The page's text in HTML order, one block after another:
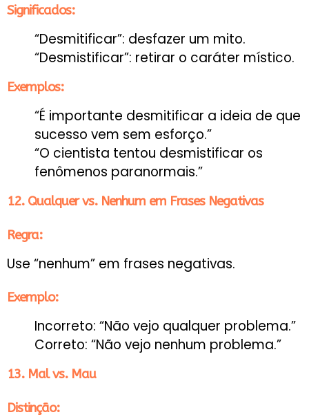
Significados:
“Desmitificar”: desfazer um mito.
“Desmistificar”: retirar o caráter místico.
Exemplos:
“É importante desmitificar a ideia de que
sucesso vem sem esforço.”
“O cientista tentou desmistificar os
fenômenos paranormais.”
12. Qualquer vs. Nenhum em Frases Negativas
Regra:
Use “nenhum” em frases negativas.
Exemplo:
Incorreto: “Não vejo qualquer problema.”
Correto: “Não vejo nenhum problema.”
13. Mal vs. Mau
Distinção: